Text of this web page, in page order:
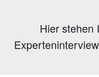
Hier stehen